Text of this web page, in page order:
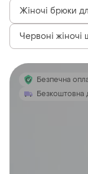
Жіночі брюки
Червоні
Безпечна
Безкоштовна